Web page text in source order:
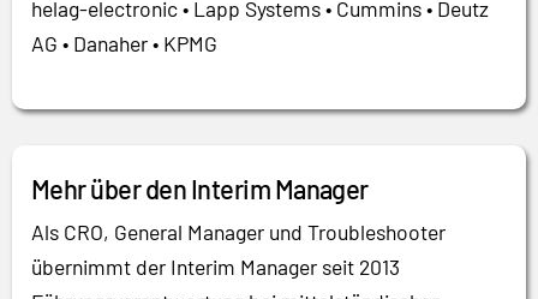
helag-electronic • Lapp Systems • Cummins • Deutz
AG • Danaher • KPMG
Mehr über den Interim Manager
Als CRO, General Manager und Troubleshooter
übernimmt der Interim Manager seit 2013